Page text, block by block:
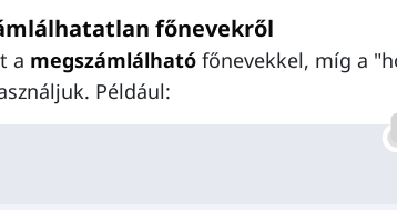
főnevekről
a megszámlálható főnevekkel, míg a
Például: